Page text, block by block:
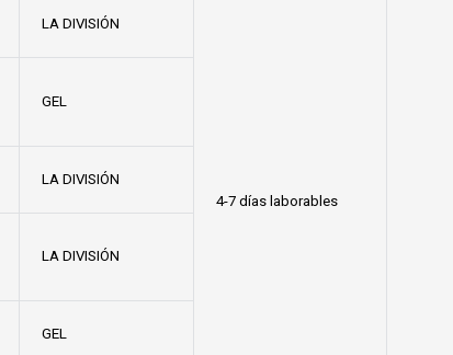
4-7 días laborables
LA DIVISIÓN
GEL
LA DIVISIÓN
LA DIVISIÓN
GEL